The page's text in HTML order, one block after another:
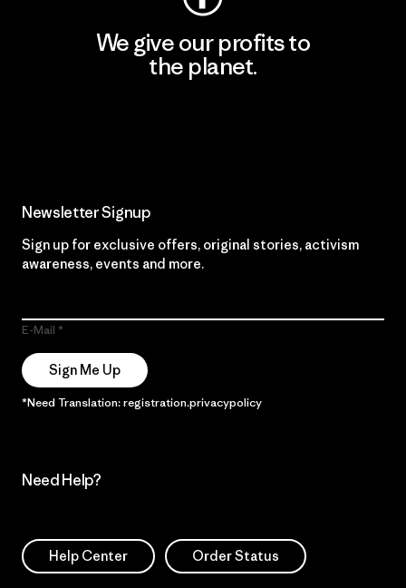
We give our profits to
the planet.
Newsletter Signup
Sign up for exclusive offers, original stories, activism
awareness, events and more.
E-Mail
Sign Me Up
*Need Translation: registration.privacypolicy
Need Help?
Help Center Order Status